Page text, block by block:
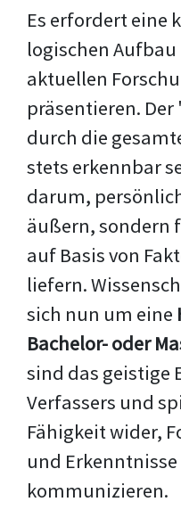
Es erfordert eine
logischen
aktuellen
präsentieren.
durch die
stets erkennbar
darum,
äußern, sondern
auf Basis von
liefern.
sich nun um eine
Bachelor- oder
sind das geistige
Verfassers und
Fähigkeit wider,
und
kommunizieren.